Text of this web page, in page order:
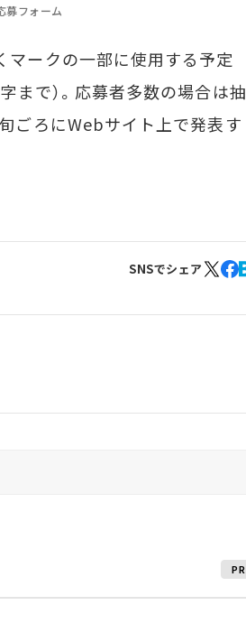
募フォーム
マークの一部に使用する予定
まで）。応募者多数の場合は抽
ごろにWebサイト上で発表す
SNSでシェア
PR